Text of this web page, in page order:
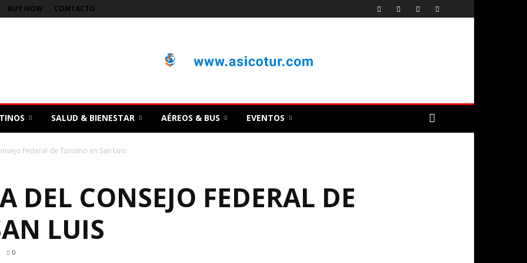
BUY NOW CONTACTO
SALUD & BIENESTAR AÉREOS & BUS EVENTOS
Federal de Turismo en San Luis
DEL CONSEJO FEDERAL DE
LUIS
0